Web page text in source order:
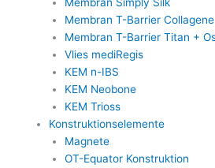
Membran T-Barrier Collagene
Membran T-Barrier Titan +
Vlies mediRegis
KEM n-IBS
KEM Neobone
KEM Trioss
Konstruktionselemente
Magnete
OT-Equator Konstruktion